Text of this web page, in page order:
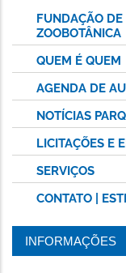
FUNDAÇÃO DE
ZOOBOTÂNICA
QUEM É QUEM
AGENDA DE
NOTÍCIAS
LICITAÇÕES E
SERVIÇOS
CONTATO |
INFORMAÇÕES